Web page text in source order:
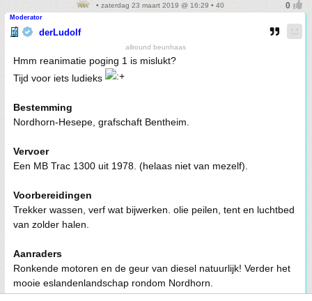
• zaterdag 23 maart 2019 @ 16:29 • 40
Moderator
derLudolf
allround beunhaas
Hmm reanimatie poging 1 is mislukt?
Tijd voor iets ludieks
Bestemming
Nordhorn-Hesepe, grafschaft Bentheim.
Vervoer
Een MB Trac 1300 uit 1978. (helaas niet van mezelf).
Voorbereidingen
Trekker wassen, verf wat bijwerken. olie peilen, tent en luchtbed
van zolder halen.
Aanraders
Ronkende motoren en de geur van diesel natuurlijk! Verder het
mooie eslandenlandschap rondom Nordhorn.